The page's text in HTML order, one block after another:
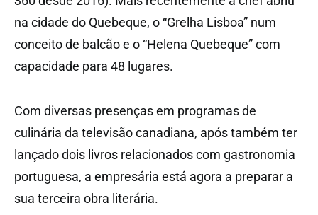
na cidade do Quebeque, o “Grelha Lisboa” num
conceito de balcão e o “Helena Quebeque” com
capacidade para 48 lugares.
Com diversas presenças em programas de
culinária da televisão canadiana, após também ter
lançado dois livros relacionados com gastronomia
portuguesa, a empresária está agora a preparar a
sua terceira obra literária.